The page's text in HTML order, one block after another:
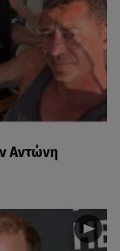
Αντώνη